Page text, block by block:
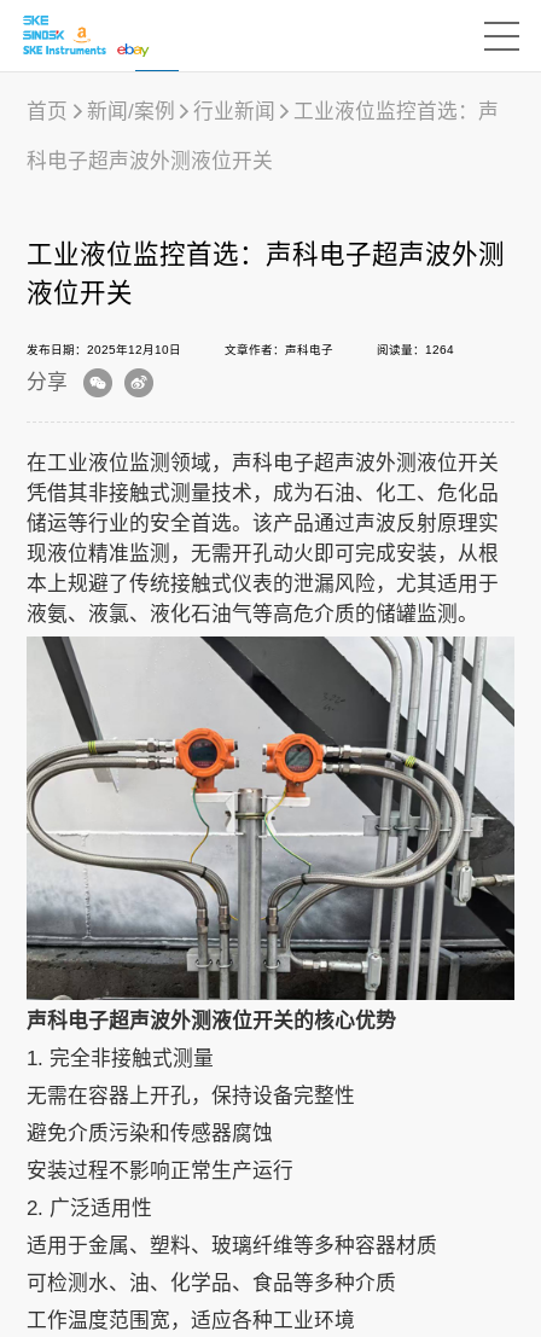
行业应用
下载中心
新闻/案例
声科之“芯”
关于我们
EN
首页 新闻/案例 行业新闻 工业液位监控首选：声
科电子超声波外测液位开关
工业液位监控首选：声科电子超声波外测
液位开关
发布日期：2025年12月10日 文章作者：声科电子 阅读量：1264
分享
在工业液位监测领域，声科电子超声波外测液位开关
凭借其非接触式测量技术，成为石油、化工、危化品
储运等行业的安全首选。该产品通过声波反射原理实
现液位精准监测，无需开孔动火即可完成安装，从根
本上规避了传统接触式仪表的泄漏风险，尤其适用于
液氨、液氯、液化石油气等高危介质的储罐监测。
声科电子超声波外测液位开关的核心优势
1. 完全非接触式测量
无需在容器上开孔，保持设备完整性
避免介质污染和传感器腐蚀
安装过程不影响正常生产运行
2. 广泛适用性
适用于金属、塑料、玻璃纤维等多种容器材质
可检测水、油、化学品、食品等多种介质
工作温度范围宽，适应各种工业环境